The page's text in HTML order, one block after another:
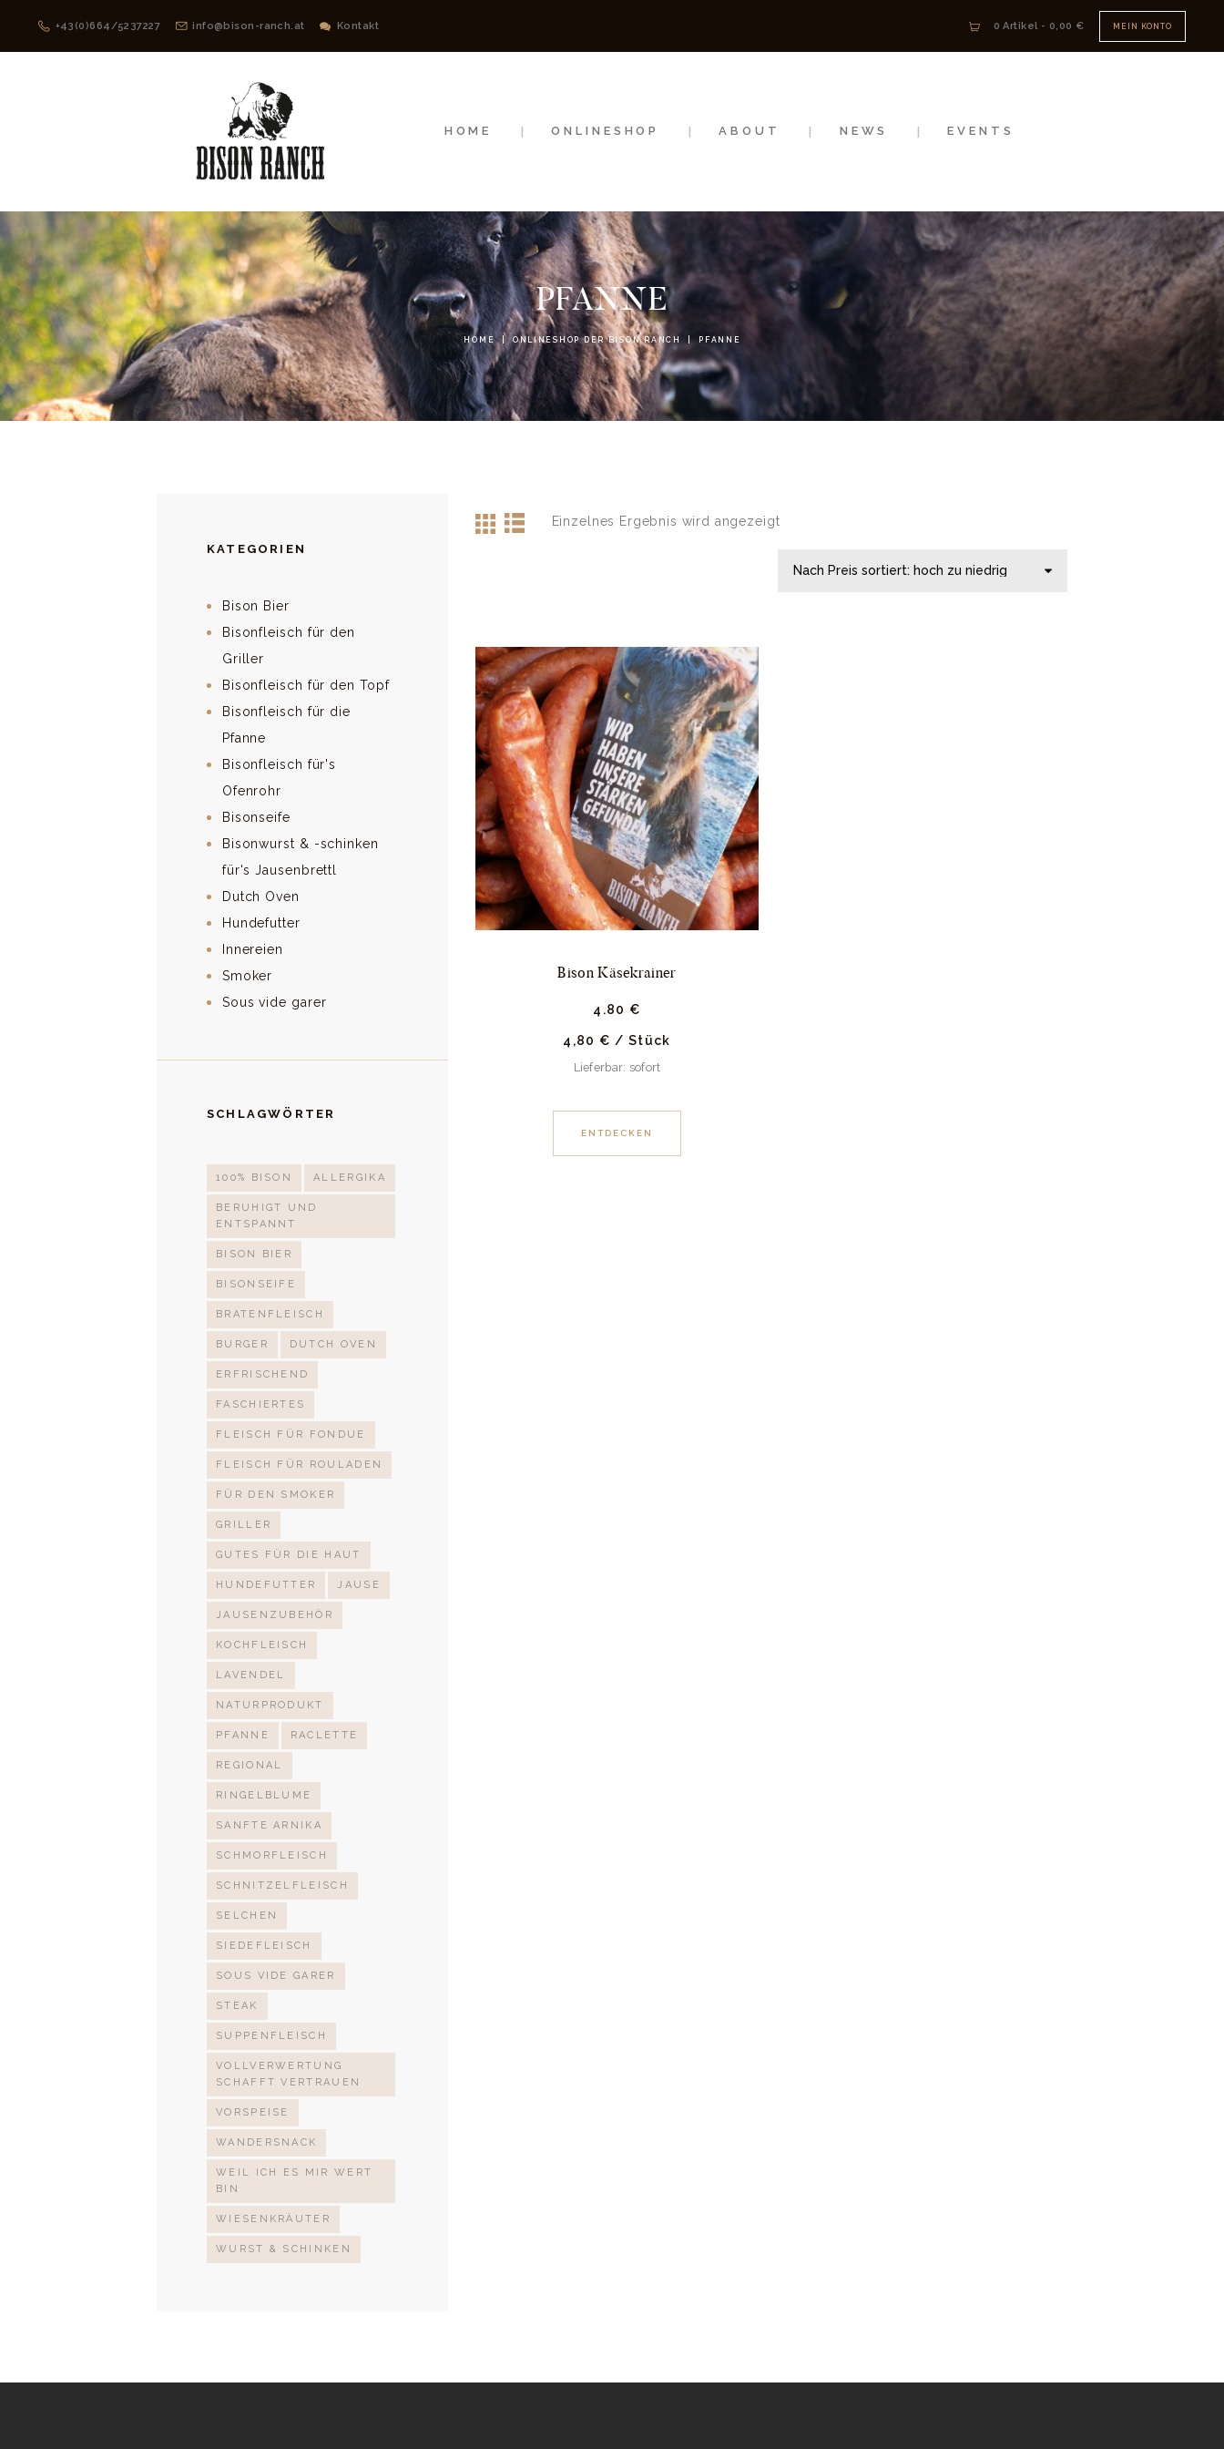
+43(0)664/5237227 info@bison-ranch.at Kontakt 0 Artikel- 0,00 € MEIN KONTO
HOME ONLINESHOP ABOUT NEWS EVENTS
PFANNE
HOME ONLINESHOP DER BISON RANCH PFANNE
EVENTS
Einzelnes Ergebnis wird angezeigt
Bison Käsekrainer
4.80 €
4,80 € / Stück
Lieferbar: sofort
ENTDECKEN
KATEGORIEN
Bison Bier
Bisonfleisch für den
Griller
Bisonfleisch für den Topf
Bisonfleisch für die
Pfanne
Bisonfleisch für's
Ofenrohr
Bisonseife
Bisonwurst & -schinken
für's Jausenbrettl
Dutch Oven
Hundefutter
Innereien
Smoker
Sous vide garer
SCHLAGWÖRTER
100% BISON ALLERGIKA
BERUHIGT UND
ENTSPANNT
BISON BIER
BISONSEIFE
BRATENFLEISCH
BURGER DUTCH OVEN
ERFRISCHEND
FASCHIERTES
FLEISCH FÜR FONDUE
FLEISCH FÜR ROULADEN
FÜR DEN SMOKER
GRILLER
GUTES FÜR DIE HAUT
HUNDEFUTTER JAUSE
JAUSENZUBEHÖR
KOCHFLEISCH
LAVENDEL
NATURPRODUKT
PFANNE RACLETTE
REGIONAL
RINGELBLUME
SANFTE ARNIKA
SCHMORFLEISCH
SCHNITZELFLEISCH
SELCHEN
SIEDEFLEISCH
SOUS VIDE GARER
STEAK
SUPPENFLEISCH
VOLLVERWERTUNG
SCHAFFT VERTRAUEN
VORSPEISE
WANDERSNACK
WEIL ICH ES MIR WERT
BIN
WIESENKRÄUTER
WURST & SCHINKEN